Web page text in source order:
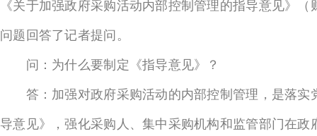
《关于加强政府采购活动内部控制管理的指导意见》
问题回答了记者提问。
问：为什么要制定《指导意见》？
答：加强对政府采购活动的内部控制管理，是落实
导意见》，强化采购人、集中采购机构和监管部门在